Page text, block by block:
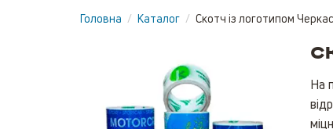
Головна / Каталог / Скотч із логотипом
На